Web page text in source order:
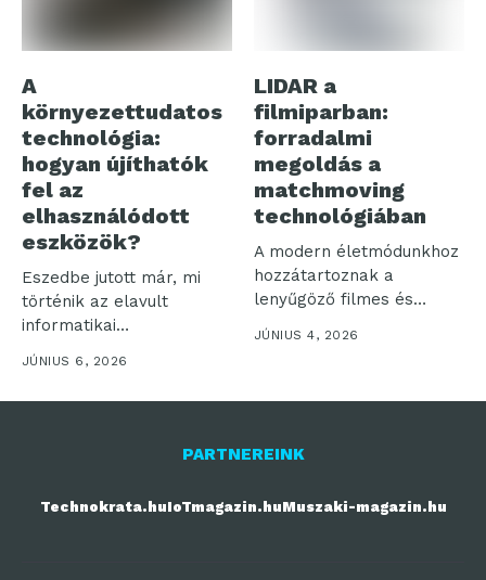
A
környezettudatos
technológia:
hogyan újíthatók
fel az
elhasználódott
eszközök?
Eszedbe jutott már, mi
történik az elavult
informatikai
eszközeiddel? Az inkluzív
JÚNIUS 6, 2026
LIDAR a
filmiparban:
forradalmi
megoldás a
matchmoving
technológiában
A modern életmódunkhoz
hozzátartoznak a
lenyűgöző filmes és
televíziós produkciók,
aminek következtében...
JÚNIUS 4, 2026
PARTNEREINK
Technokrata.huIoTmagazin.huMuszaki-magazin.hu